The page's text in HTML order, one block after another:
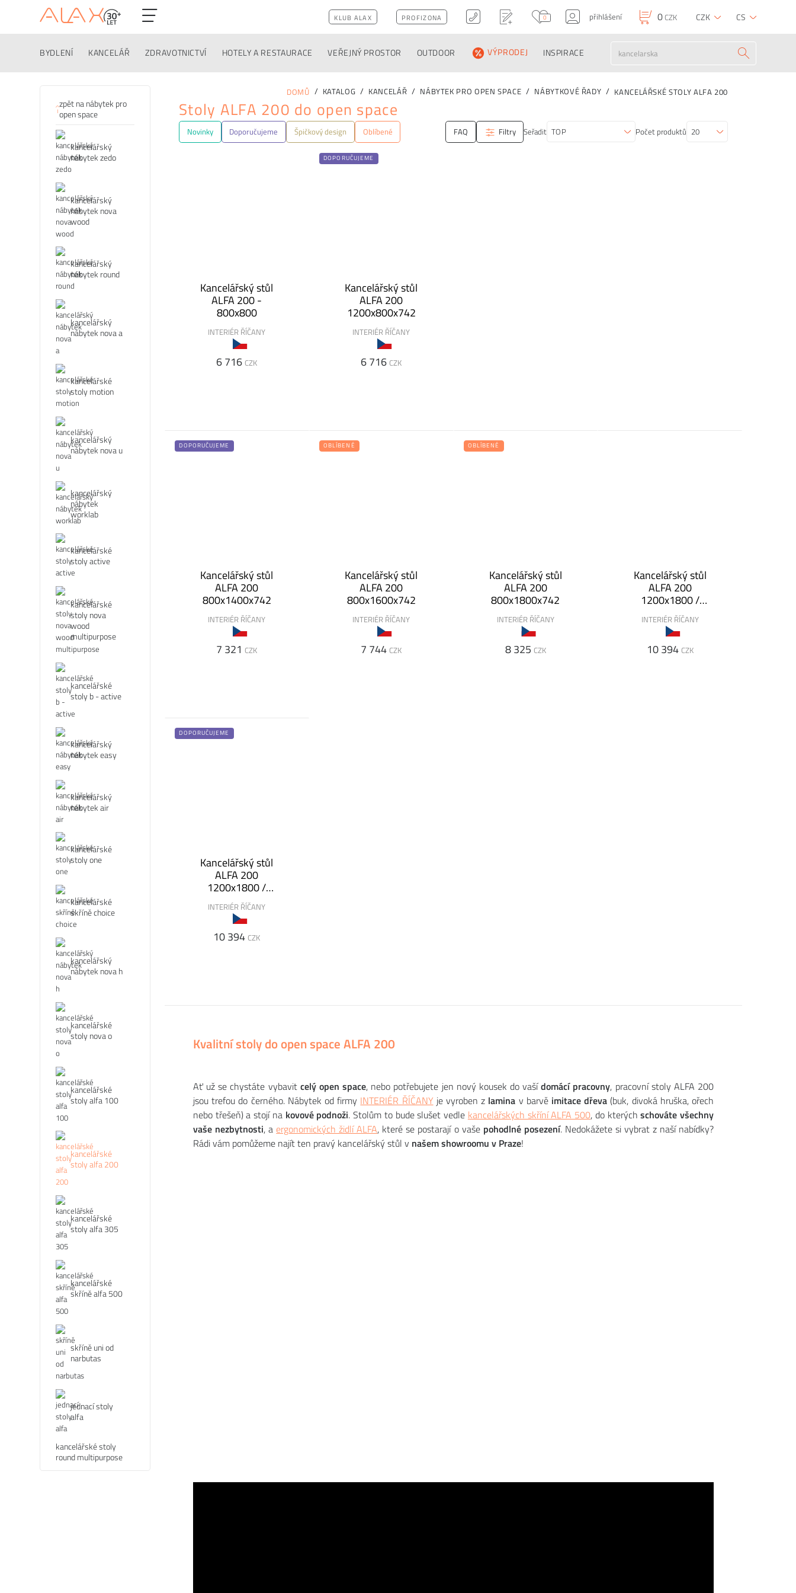
KLUB ALAX PROFIZONA 0 přihlášení 0CZK CZK CS
BYDLENÍ KANCELÁŘ ZDRAVOTNICTVÍ HOTELY A RESTAURACE VEŘEJNÝ PROSTOR OUTDOOR VÝPRODEJ INSPIRACE
Kategorie
zpět na nábytek pro
open space
kancelářský
nábytek zedo
kancelářský
nábytek nova
wood
kancelářský
nábytek round
kancelářský
nábytek nova a
kancelářské
stoly motion
kancelářský
nábytek nova u
kancelářský
nábytek
worklab
kancelářské
stoly active
kancelářské
stoly nova
wood
multipurpose
kancelářské
stoly b - active
kancelářský
nábytek easy
kancelářský
nábytek air
kancelářské
stoly one
kancelářské
skříně choice
kancelářský
nábytek nova h
kancelářské
stoly nova o
kancelářské
stoly alfa 100
kancelářské
stoly alfa 200
kancelářské
stoly alfa 305
kancelářské
skříně alfa 500
skříně uni od
narbutas
jednací stoly
alfa
kancelářské stoly
round multipurpose
DOMŮ KATALOG KANCELÁŘ NÁBYTEK PRO OPEN SPACE NÁBYTKOVÉ ŘADY KANCELÁŘSKÉ STOLY ALFA 200
Stoly ALFA 200 do open space
Novinky Doporučujeme Špičkový design Oblíbené FAQ Filtry Seřadit Počet produktů
Kancelářský stůl
ALFA 200 -
800x800
INTERIÉR ŘÍČANY
6 716 CZK
DOPORUČUJEME
Kancelářský stůl
ALFA 200
1200x800x742
INTERIÉR ŘÍČANY
6 716 CZK
DOPORUČUJEME
Kancelářský stůl
ALFA 200
800x1400x742
INTERIÉR ŘÍČANY
7 321 CZK
OBLÍBENÉ
Kancelářský stůl
ALFA 200
800x1600x742
INTERIÉR ŘÍČANY
7 744 CZK
OBLÍBENÉ
Kancelářský stůl
ALFA 200
800x1800x742
INTERIÉR ŘÍČANY
8 325 CZK
Kancelářský stůl
ALFA 200
1200x1800 /
800x742
INTERIÉR ŘÍČANY
10 394 CZK
DOPORUČUJEME
Kancelářský stůl
ALFA 200
1200x1800 /
800x742
INTERIÉR ŘÍČANY
10 394 CZK
Kvalitní stoly do open space ALFA 200
Ať už se chystáte vybavit celý open space, nebo potřebujete jen nový kousek do vašídomácí pracovny, pracovní stoly ALFA 200
jsou trefou do černého. Nábytek od firmy INTERIÉR ŘÍČANY je vyroben z lamina v barvě imitace dřeva(buk, divoká hruška, ořech
nebo třešeň) a stojí na kovové podnoži. Stolům to bude slušet vedle kancelářských skříní ALFA 500, do kterýchschováte všechny
vaše nezbytnosti, a ergonomických židlí ALFA, které se postarají o vaše pohodlné posezení. Nedokážete si vybrat z naší nabídky?
Rádi vám pomůžeme najít ten pravý kancelářský stůl v našem showroomu v Praze!